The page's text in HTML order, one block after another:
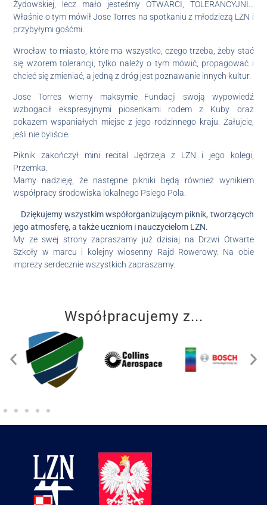
Żydowskiej, lecz mało jesteśmy OTWARCI, TOLERANCYJNI…
Właśnie o tym mówił Jose Torres na spotkaniu z młodzieżą LZN i
przybyłymi gośćmi.
Wrocław to miasto, które ma wszystko, czego trzeba, żeby stać
się wzorem tolerancji, tylko należy o tym mówić, propagować i
chcieć się zmieniać, a jedną z dróg jest poznawanie innych kultur.
Jose Torres wierny maksymie Fundacji swoją wypowiedź
wzbogacił ekspresyjnymi piosenkami rodem z Kuby oraz
pokazem wspaniałych miejsc z jego rodzinnego kraju. Żałujcie,
jeśli nie byliście.
Piknik zakończył mini recital Jędrzeja z LZN i jego kolegi,
Przemka.
Mamy nadzieję, że następne pikniki będą również wynikiem
współpracy środowiska lokalnego Psiego Pola.
Dziękujemy wszystkim współorganizującym piknik, tworzących
jego atmosferę, a także uczniom i nauczycielom LZN.
My ze swej strony zapraszamy już dzisiaj na Drzwi Otwarte
Szkoły w marcu i kolejny wiosenny Rajd Rowerowy. Na obie
imprezy serdecznie wszystkich zapraszamy.
Współpracujemy z...